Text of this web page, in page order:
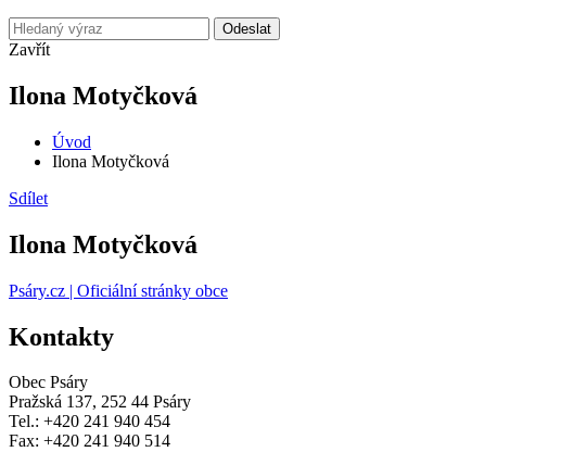
Odeslat
Zavřít
Ilona Motyčková
Úvod
Ilona Motyčková
Sdílet
Ilona Motyčková
Psáry.cz | Oficiální stránky obce
Kontakty
Obec Psáry
Pražská 137, 252 44 Psáry
Tel.: +420 241 940 454
Fax: +420 241 940 514